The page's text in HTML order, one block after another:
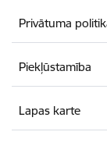
Privātuma
Piekļūstamība
Lapas karte